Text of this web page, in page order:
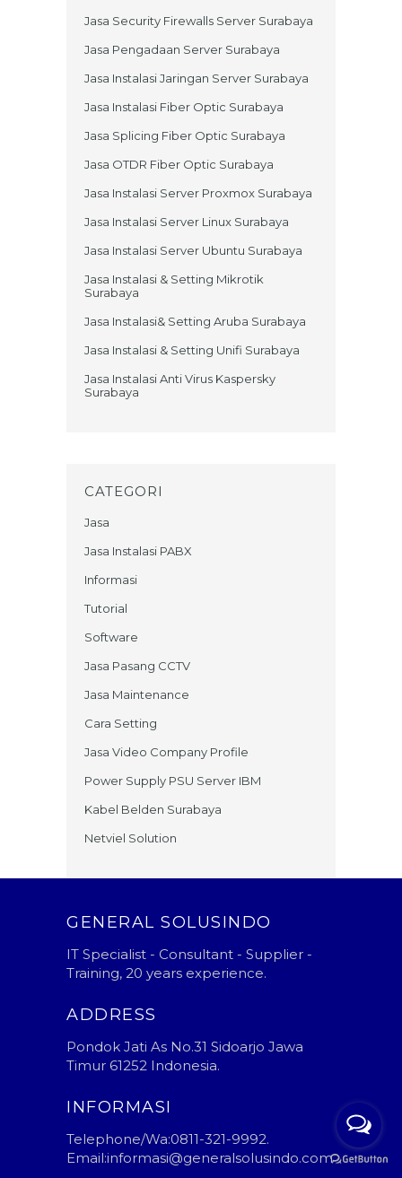
Jasa Security Firewalls Server Surabaya
Jasa Pengadaan Server Surabaya
Jasa Instalasi Jaringan Server Surabaya
Jasa Instalasi Fiber Optic Surabaya
Jasa Splicing Fiber Optic Surabaya
Jasa OTDR Fiber Optic Surabaya
Jasa Instalasi Server Proxmox Surabaya
Jasa Instalasi Server Linux Surabaya
Jasa Instalasi Server Ubuntu Surabaya
Jasa Instalasi & Setting Mikrotik
Surabaya
Jasa Instalasi& Setting Aruba Surabaya
Jasa Instalasi & Setting Unifi Surabaya
Jasa Instalasi Anti Virus Kaspersky
Surabaya
CATEGORI
Jasa
Jasa Instalasi PABX
Informasi
Tutorial
Software
Jasa Pasang CCTV
Jasa Maintenance
Cara Setting
Jasa Video Company Profile
Power Supply PSU Server IBM
Kabel Belden Surabaya
Netviel Solution
GENERAL SOLUSINDO
IT Specialist - Consultant - Supplier -
Training, 20 years experience.
ADDRESS
Pondok Jati As No.31 Sidoarjo Jawa
Timur 61252 Indonesia.
INFORMASI
Telephone/Wa:0811-321-9992.
Email:informasi@generalsolusindo.com